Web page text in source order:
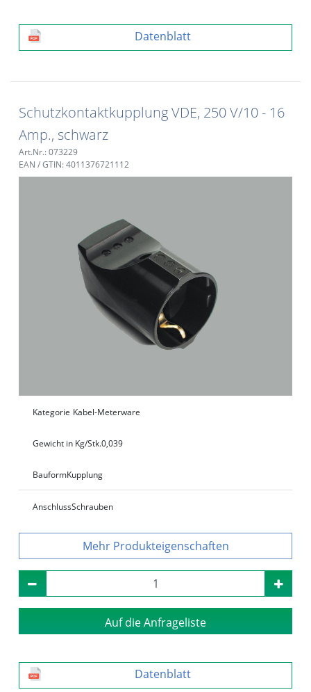
Datenblatt
Schutzkontaktkupplung VDE, 250 V/10 - 16
Amp., schwarz
Art.Nr.: 073229
EAN / GTIN: 4011376721112
Kategorie Kabel-Meterware
Gewicht in Kg/Stk.0,039
BauformKupplung
AnschlussSchrauben
Produkteigenschaften
Auf die Anfrageliste
Datenblatt